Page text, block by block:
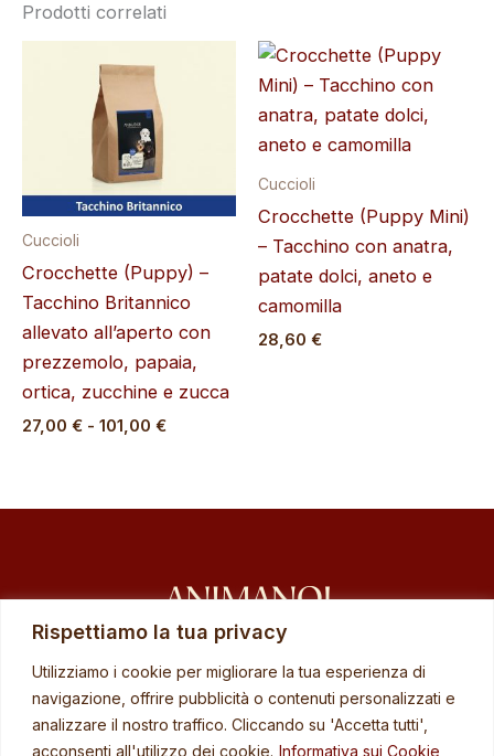
Rispettiamo la tua privacy
Utilizziamo i cookie per migliorare la tua esperienza di
navigazione, offrire pubblicità o contenuti personalizzati e
analizzare il nostro traffico. Cliccando su 'Accetta tutti',
acconsenti all'utilizzo dei cookie. Informativa sui Cookie
Prodotti correlati
Cuccioli
Crocchette (Puppy) –
Tacchino Britannico
allevato all’aperto con
prezzemolo, papaia,
ortica, zucchine e zucca
27,00 € - 101,00 €
Cuccioli
Crocchette (Puppy Mini)
– Tacchino con anatra,
patate dolci, aneto e
camomilla
28,60 €
Home
Catalogo
Contatti